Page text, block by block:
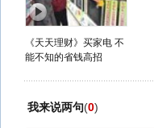
《天天理财》买家电 不
能不知的省钱高招
我来说两句(0)